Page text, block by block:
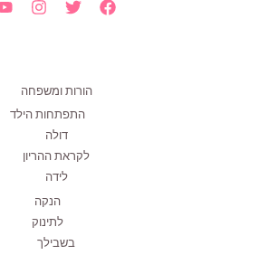
הורות ומשפחה
התפתחות הילד
דולה
לקראת ההריון
לידה
הנקה
לתינוק
בשבילך